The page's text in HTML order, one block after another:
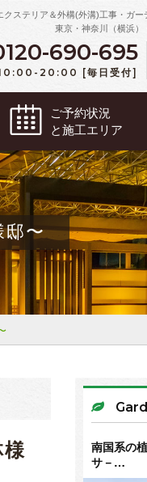
クステリア＆外構(外溝)工事・ガ
東京・神奈川（横浜）
690-695
10:00-20:00 [毎日受付]
ご予約状況
と施工エリア
邸〜
南国系の
サ－…